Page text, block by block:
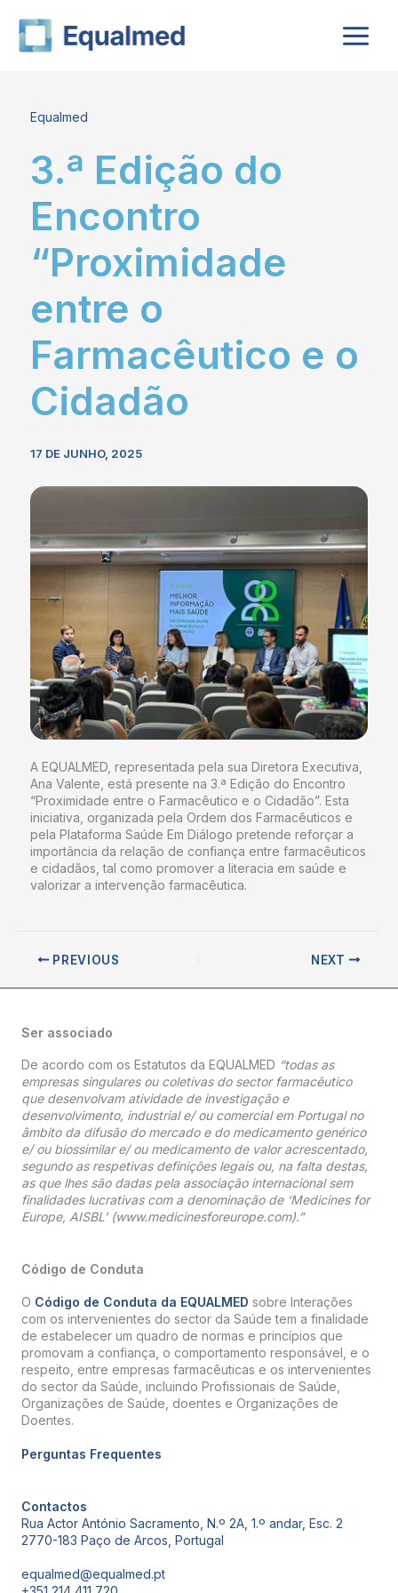
content
Equalmed
3.ª Edição do
Encontro
“Proximidade
entre o
Farmacêutico e o
Cidadão
17 DE JUNHO, 2025
A EQUALMED, representada pela sua Diretora Executiva,
Ana Valente, está presente na 3.ª Edição do Encontro
“Proximidade entre o Farmacêutico e o Cidadão”. Esta
iniciativa, organizada pela Ordem dos Farmacêuticos e
pela Plataforma Saúde Em Diálogo pretende reforçar a
importância da relação de confiança entre farmacêuticos
e cidadãos, tal como promover a literacia em saúde e
valorizar a intervenção farmacêutica.
PREVIOUS NEXT
Ser associado
De acordo com os Estatutos da EQUALMED “todas as
empresas singulares ou coletivas do sector farmacêutico
que desenvolvam atividade de investigação e
desenvolvimento, industrial e/ ou comercial em Portugal no
âmbito da difusão do mercado e do medicamento genérico
e/ ou biossimilar e/ ou medicamento de valor acrescentado,
segundo as respetivas definições legais ou, na falta destas,
as que lhes são dadas pela associação internacional sem
finalidades lucrativas com a denominação de ‘Medicines for
Europe, AISBL’ (www.medicinesforeurope.com).”
Código de Conduta
O Código de Conduta da EQUALMED sobre Interações
com os intervenientes do sector da Saúde tem a finalidade
de estabelecer um quadro de normas e princípios que
promovam a confiança, o comportamento responsável, e o
respeito, entre empresas farmacêuticas e os intervenientes
do sector da Saúde, incluindo Profissionais de Saúde,
Organizações de Saúde, doentes e Organizações de
Doentes.
Perguntas Frequentes
Contactos
Rua Actor António Sacramento, N.º 2A, 1.º andar, Esc. 2
2770-183 Paço de Arcos, Portugal
equalmed@equalmed.pt